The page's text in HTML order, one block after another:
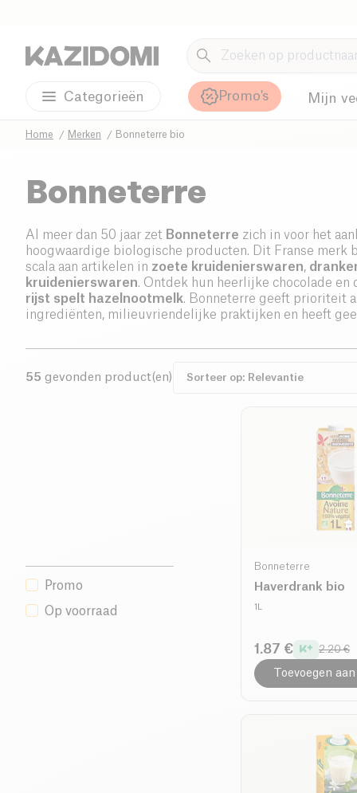
Categorieën Promo's Mijn
Home Merken Bonneterre bio
Bonneterre
Al meer dan 50 jaar zet Bonneterre zich in voor het
hoogwaardige biologische producten. Dit Franse merk
scala aan artikelen in zoete kruidenierswaren,
kruidenierswaren. Ontdek hun heerlijke chocolade en
rijst spelt hazelnootmelk. Bonneterre geeft prioriteit
ingrediënten, milieuvriendelijke praktijken en heeft
55 gevonden product(en)
Promo
Op voorraad
Bonneterre
Haverdrank bio
1L
1.87 € 2.20 €
Toevoegen